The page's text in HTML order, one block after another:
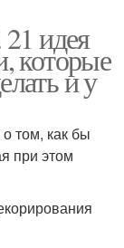
идея
которые
и у
том, как бы
при этом